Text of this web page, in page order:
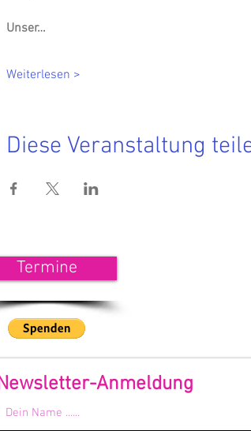
Unser…
Weiterlesen >
Diese Veranstaltung
Termine
Anmeldung